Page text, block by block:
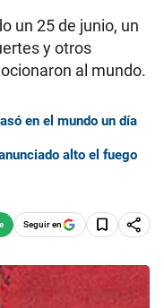
un 25 de junio, un
y otros
al mundo.
en el mundo un día
alto el fuego
Seguir en